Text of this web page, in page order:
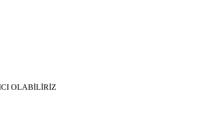
OLABİLİRİZ